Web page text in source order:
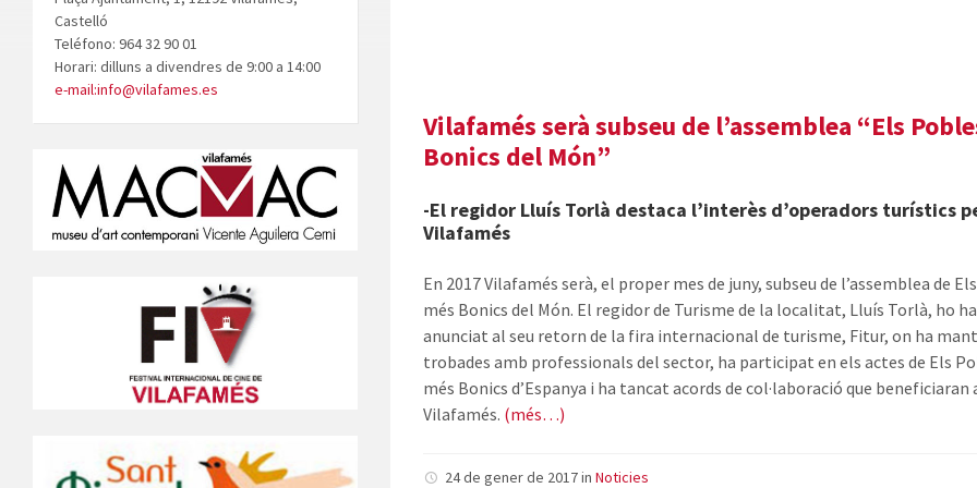
Vilafamés serà subseu de l’assemblea “Els
Bonics del Món”
-El regidor Lluís Torlà destaca l’interès d’operadors turístics
Vilafamés
En 2017 Vilafamés serà, el proper mes de juny, subseu de l’assemblea de
més Bonics del Món. El regidor de Turisme de la localitat, Lluís Torlà, ho ha
anunciat al seu retorn de la fira internacional de turisme, Fitur, on ha
trobades amb professionals del sector, ha participat en els actes de Els
més Bonics d’Espanya i ha tancat acords de col·laboració que beneficiaran
Vilafamés. (més…)
24 de gener de 2017inNoticies
Castelló
Teléfono: 964 32 90 01
Horari: dilluns a divendres de 9:00 a 14:00
e-mail:info@vilafames.es